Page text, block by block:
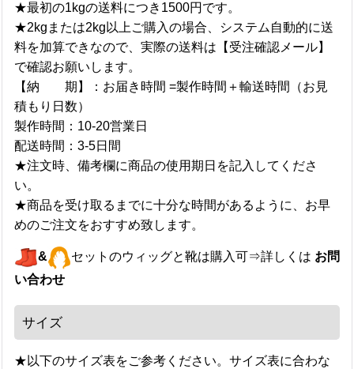
★最初の1kgの送料につき1500円です。
★2kgまたは2kg以上ご購入の場合、システム自動的に送
料を加算できなので、実際の送料は【受注確認メール】
で確認お願いします。
【納 期】：お届き時間 =製作時間＋輸送時間（お見
積もり日数）
製作時間：10-20営業日
配送時間：3-5日間
★注文時、備考欄に商品の使用期日を記入してくださ
い。
★商品を受け取るまでに十分な時間があるように、お早
めのご注文をおすすめ致します。
& セットのウィッグと靴は購入可⇒詳しくは お問
い合わせ
サイズ
★以下のサイズ表をご参考ください。サイズ表に合わな